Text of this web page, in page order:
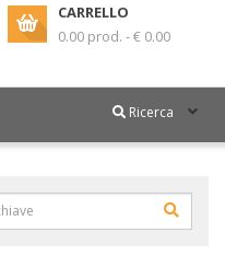
CARRELLO
0.00 prod. - € 0.00
Ricerca